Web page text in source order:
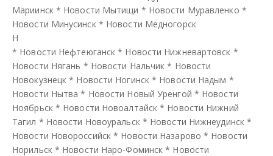
Мариинск * Новости Мытищи * Новости Муравленко *
Новости Минусинск * Новости Медногорск
Н
* Новости Нефтеюганск * Новости Нижневартовск *
Новости Нягань * Новости Нальчик * Новости
Новокузнецк * Новости Ногинск * Новости Надым *
Новости Нытва * Новости Новый Уренгой * Новости
Ноябрьск * Новости Новоалтайск * Новости Нижний
Тагил * Новости Новоуральск * Новости Нижнеудинск *
Новости Новороссийск * Новости Назарово * Новости
Норильск * Новости Наро-Фоминск * Новости